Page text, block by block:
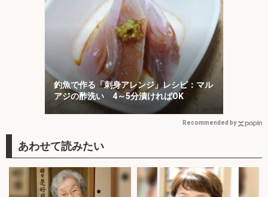
釣魚で作る「刺身アレンジ」レシピ：マル
アジの酢洗い 4～5分漬ければOK
Recommended by